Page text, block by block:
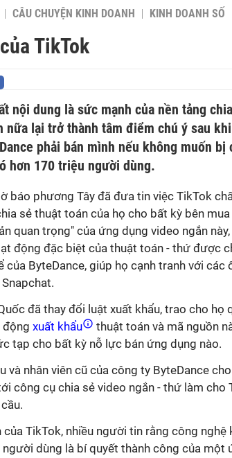
CÂU CHUYỆN KINH DOANH KINH DOANH SỐ
TikTok
nội dung là sức mạnh của nền tảng
nữa lại trở thành tâm điểm chú ý sau
phải bán mình nếu không muốn bị
hơn 170 triệu người dùng.
báo phương Tây đã đưa tin việc TikTok
sẻ thuật toán của họ cho bất kỳ bên mua
quan trọng" của ứng dụng video ngắn
động đặc biệt của thuật toán - thứ được
của ByteDance, giúp họ cạnh tranh với các
đã thay đổi luật xuất khẩu, trao cho họ
động xuất khẩu
thuật toán và mã nguồn
tạp cho bất kỳ nỗ lực bán ứng dụng nào.
và nhân viên cũ của công ty ByteDance
công cụ chia sẻ video ngắn - thứ làm cho
TikTok, nhiều người tin rằng công nghệ
người dùng là bí quyết thành công của một